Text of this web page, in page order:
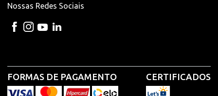
Nossas Redes Sociais
FORMAS DE PAGAMENTO CERTIFICADOS